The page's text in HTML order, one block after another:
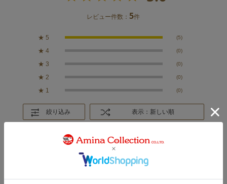
レビュー件数： 5件
★ 5 (5)
★ 4 (0)
★ 3 (0)
★ 2 (0)
★ 1 (0)
絞り込み 表示：新しい順